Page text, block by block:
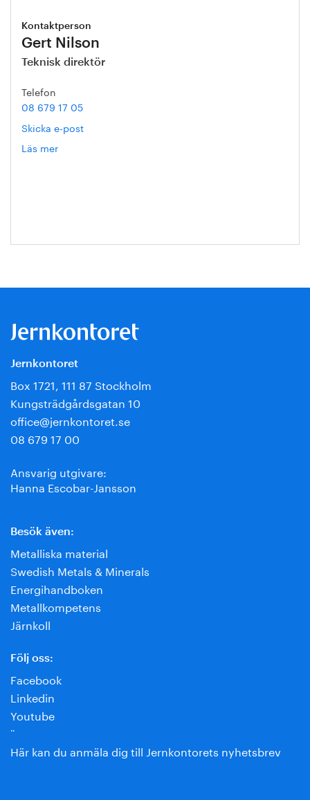
Kontaktperson
Gert Nilson
Teknisk direktör
Telefon
08 679 17 05
Skicka e-post
Läs mer
Jernkontoret
Box 1721, 111 87 Stockholm
Kungsträdgårdsgatan 10
office@jernkontoret.se
08 679 17 00
Ansvarig utgivare:
Hanna Escobar-Jansson
Besök även:
Metalliska material
Swedish Metals & Minerals
Energihandboken
Metallkompetens
Järnkoll
Följ oss:
Facebook
Linkedin
Youtube
¨
Här kan du anmäla dig till Jernkontorets nyhetsbrev